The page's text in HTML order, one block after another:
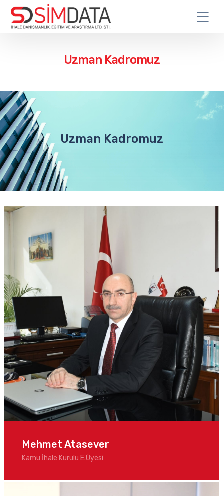
Uzman Kadromuz
Uzman Kadromuz
Mehmet Atasever
Kamu İhale Kurulu E.Üyesi